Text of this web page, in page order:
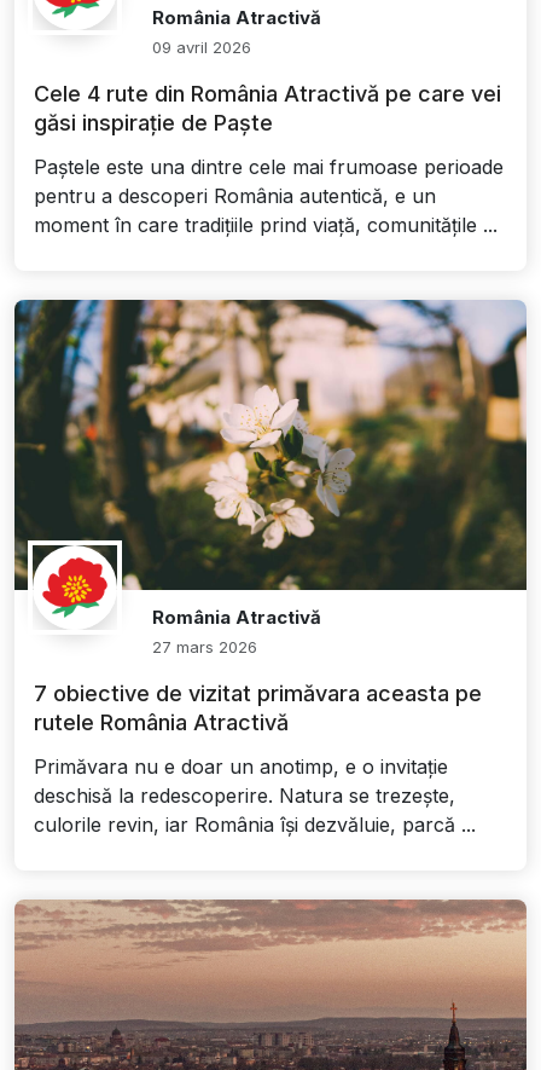
România Atractivă
09 avril 2026
Cele 4 rute din România Atractivă pe care vei
găsi inspirație de Paște
Paștele este una dintre cele mai frumoase perioade
pentru a descoperi România autentică, e un
moment în care tradițiile prind viață, comunitățile ...
România Atractivă
27 mars 2026
7 obiective de vizitat primăvara aceasta pe
rutele România Atractivă
Primăvara nu e doar un anotimp, e o invitație
deschisă la redescoperire. Natura se trezește,
culorile revin, iar România își dezvăluie, parcă ...